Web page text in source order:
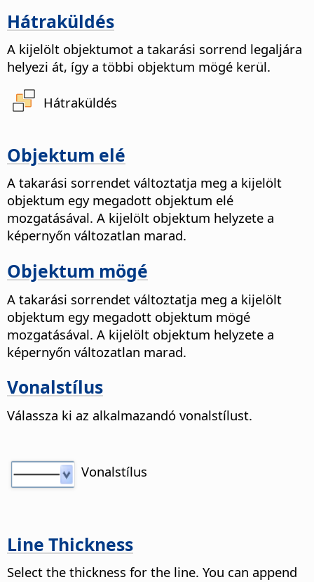
Hátraküldés
A kijelölt objektumot a takarási sorrend legaljára
helyezi át, így a többi objektum mögé kerül.
Hátraküldés
Objektum elé
A takarási sorrendet változtatja meg a kijelölt
objektum egy megadott objektum elé
mozgatásával. A kijelölt objektum helyzete a
képernyőn változatlan marad.
Objektum mögé
A takarási sorrendet változtatja meg a kijelölt
objektum egy megadott objektum mögé
mozgatásával. A kijelölt objektum helyzete a
képernyőn változatlan marad.
Vonalstílus
Válassza ki az alkalmazandó vonalstílust.
Vonalstílus
Line Thickness
Select the thickness for the line. You can append